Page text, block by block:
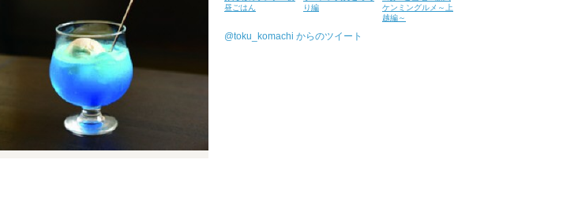
昼ごはん
り編
ケンミングルメ～上
越編～
@toku_komachi からのツイート